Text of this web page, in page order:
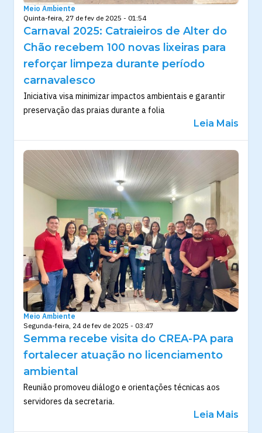
Meio Ambiente
Quinta-feira, 27 de fev de 2025 - 01:54
Carnaval 2025: Catraieiros de Alter do
Chão recebem 100 novas lixeiras para
reforçar limpeza durante período
carnavalesco
Iniciativa visa minimizar impactos ambientais e garantir
preservação das praias durante a folia
Leia Mais
Meio Ambiente
Segunda-feira, 24 de fev de 2025 - 03:47
Semma recebe visita do CREA-PA para
fortalecer atuação no licenciamento
ambiental
Reunião promoveu diálogo e orientações técnicas aos
servidores da secretaria.
Leia Mais